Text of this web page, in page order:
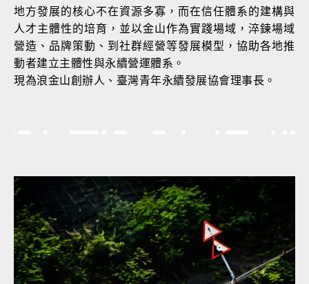
地方發展的核心不在資源多寡，而在信任體系的建構與
人才主體性的培育，並以金山作為實踐場域，淬鍊場域
營造、品牌策動、到社群經營等發展模型，協助各地推
動者建立主體性與永續營運體系。
現為浪金山創辦人、臺灣青年永續發展協會理事長。